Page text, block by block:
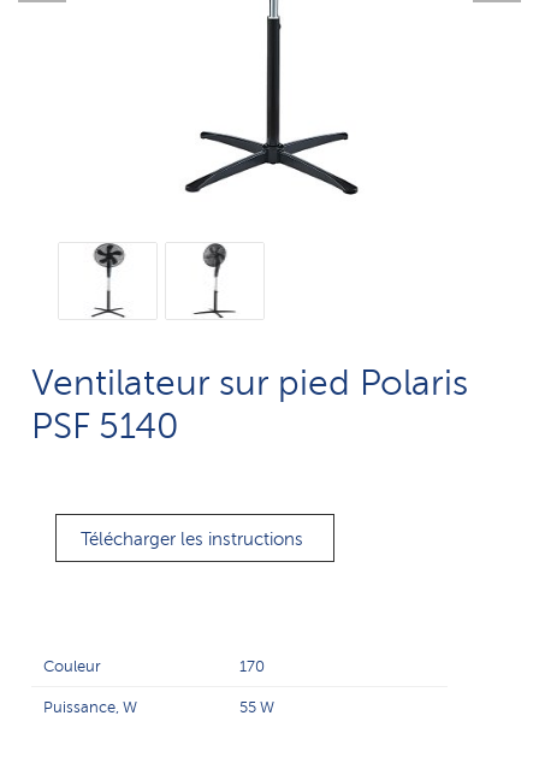
Ventilateur sur pied Polaris
PSF 5140
Télécharger les instructions
Couleur 170
Puissance, W 55 W